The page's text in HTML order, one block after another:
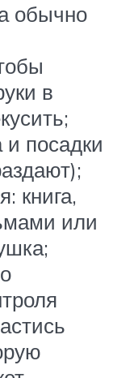
обычно
в
посадки
книга,
или